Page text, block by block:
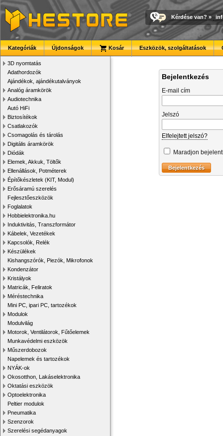
Kérdése van? »
Kategóriák Újdonságok Kosár Eszközök, szolgáltatások
3D nyomtatás
Adathordozók
Ajándékok, ajándékutalványok
Analóg áramkörök
Audiotechnika
Autó HiFi
Biztosítékok
Csatlakozók
Csomagolás és tárolás
Digitális áramkörök
Diódák
Elemek, Akkuk, Töltők
Ellenállások, Potméterek
Építőkészletek (KIT, Modul)
Erősáramú szerelés
Fejlesztőeszközök
Foglalatok
Hobbielektronika.hu
Induktivitás, Transzformátor
Kábelek, Vezetékek
Kapcsolók, Relék
Készülékek
Kishangszórók, Piezók, Mikrofonok
Kondenzátor
Kristályok
Matricák, Feliratok
Méréstechnika
Mini PC, ipari PC, tartozékok
Modulok
Modulvilág
Motorok, Ventilátorok, Fűtőelemek
Munkavédelmi eszközök
Műszerdobozok
Napelemek és tartozékok
NYÁK-ok
Okosotthon, Lakáselektronika
Oktatási eszközök
Optoelektronika
Peltier modulok
Pneumatika
Szenzorok
Szerelési segédanyagok
Bejelentkezés
E-mail cím
Jelszó
Elfelejtett jelszó?
Maradjon